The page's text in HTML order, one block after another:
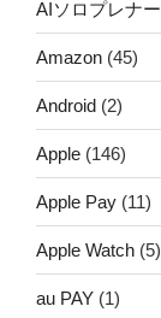
AIソロプレナー
Amazon (45)
Android (2)
Apple (146)
Apple Pay (11)
Apple Watch (5)
au PAY (1)